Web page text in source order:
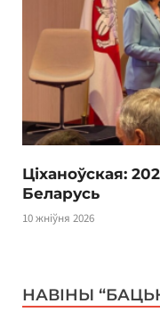
Ціханоўская:
Беларусь
10 жніўня 2026
НАВІНЫ